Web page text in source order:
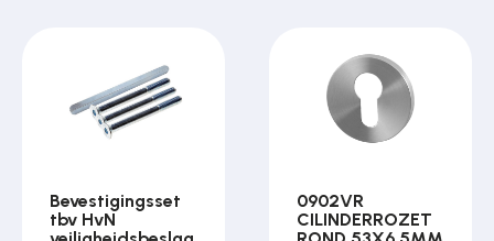
Bevestigingsset
tbv HvN
0902VR
CILINDERROZET